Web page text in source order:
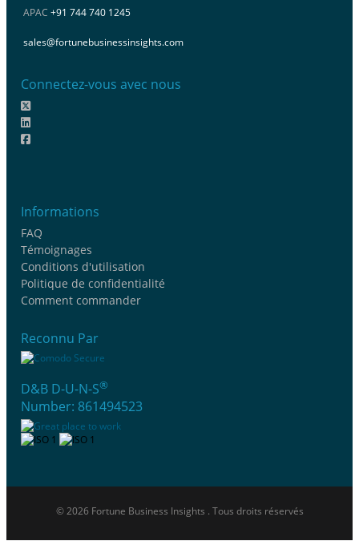
APAC +91 744 740 1245
sales@fortunebusinessinsights.com
Connectez-vous avec nous
Informations
FAQ
Témoignages
Conditions d'utilisation
Politique de confidentialité
Comment commander
Reconnu Par
D&B D-U-N-S®
Number: 861494523
© 2026 Fortune Business Insights . Tous droits réservés